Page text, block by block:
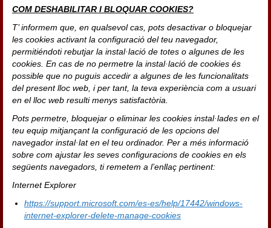
COM DESHABILITAR I BLOQUAR COOKIES?
T’ informem que, en qualsevol cas, pots desactivar o bloquejar
les cookies activant la configuració del teu navegador,
permitiéndoti rebutjar la instal·lació de totes o algunes de les
cookies. En cas de no permetre la instal·lació de cookies és
possible que no puguis accedir a algunes de les funcionalitats
del present lloc web, i per tant, la teva experiència com a usuari
en el lloc web resulti menys satisfactòria.
Pots permetre, bloquejar o eliminar les cookies instal·lades en el
teu equip mitjançant la configuració de les opcions del
navegador instal·lat en el teu ordinador. Per a més informació
sobre com ajustar les seves configuracions de cookies en els
següents navegadors, ti remetem a l’enllaç pertinent:
Internet Explorer
https://support.microsoft.com/es-es/help/17442/windows-
internet-explorer-delete-manage-cookies